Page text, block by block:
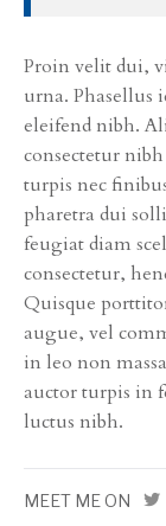
Proin velit dui,
urna. Phasellus
eleifend nibh.
consectetur
turpis nec
pharetra dui
feugiat diam
consectetur,
Quisque
augue, vel
in leo non
auctor turpis in
luctus nibh.
MEET ME ON